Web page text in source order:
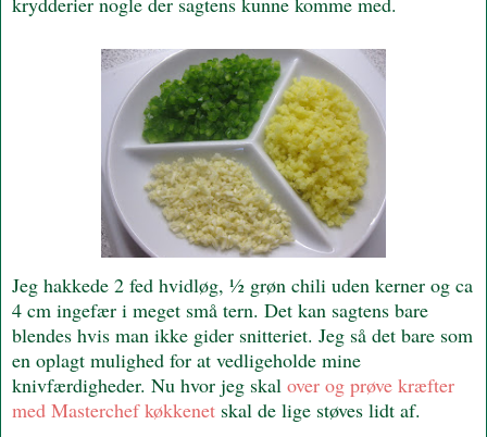
Jeg hakkede 2 fed hvidløg, ½ grøn chili uden kerner og ca
4 cm ingefær i meget små tern. Det kan sagtens bare
blendes hvis man ikke gider snitteriet. Jeg så det bare som
en oplagt mulighed for at vedligeholde mine
knivfærdigheder. Nu hvor jeg skal over og prøve kræfter
med Masterchef køkkenet skal de lige støves lidt af.